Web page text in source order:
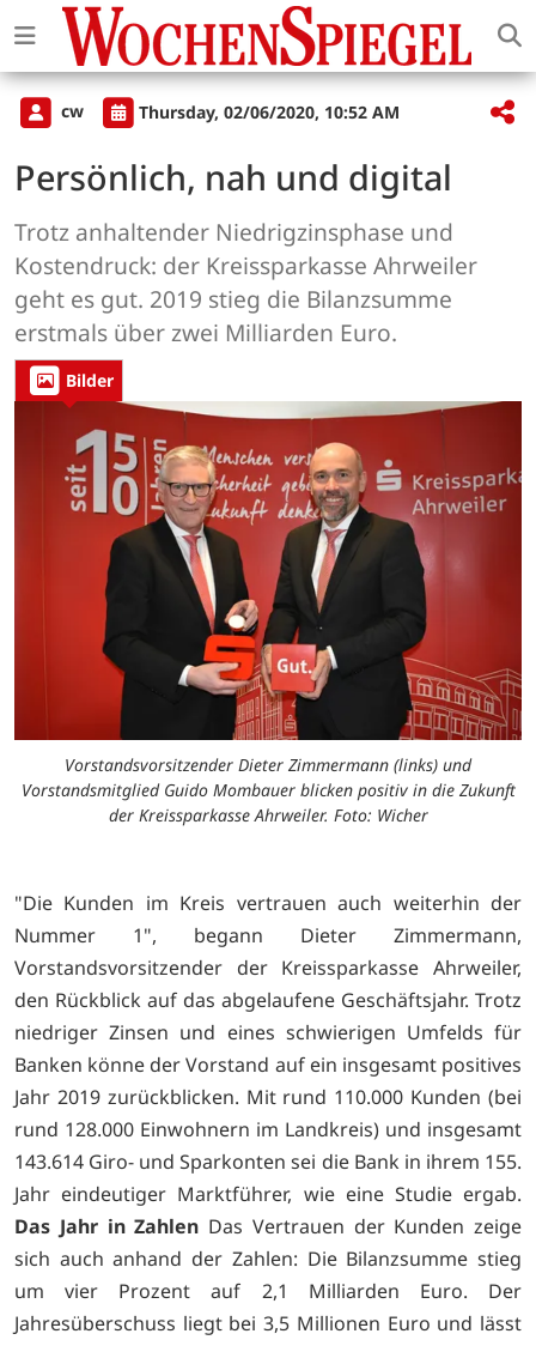
cw Thursday, 02/06/2020, 10:52 AM
Persönlich, nah und digital
Trotz anhaltender Niedrigzinsphase und
Kostendruck: der Kreissparkasse Ahrweiler
geht es gut. 2019 stieg die Bilanzsumme
erstmals über zwei Milliarden Euro.
Bilder
Vorstandsvorsitzender Dieter Zimmermann (links) und
Vorstandsmitglied Guido Mombauer blicken positiv in die Zukunft
der Kreissparkasse Ahrweiler. Foto: Wicher
"Die Kunden im Kreis vertrauen auch weiterhin der
Nummer 1", begann Dieter Zimmermann,
Vorstandsvorsitzender der Kreissparkasse Ahrweiler,
den Rückblick auf das abgelaufene Geschäftsjahr. Trotz
niedriger Zinsen und eines schwierigen Umfelds für
Banken könne der Vorstand auf ein insgesamt positives
Jahr 2019 zurückblicken. Mit rund 110.000 Kunden (bei
rund 128.000 Einwohnern im Landkreis) und insgesamt
143.614 Giro- und Sparkonten sei die Bank in ihrem 155.
Jahr eindeutiger Marktführer, wie eine Studie ergab.
Das Jahr in Zahlen Das Vertrauen der Kunden zeige
sich auch anhand der Zahlen: Die Bilanzsumme stieg
um vier Prozent auf 2,1 Milliarden Euro. Der
Jahresüberschuss liegt bei 3,5 Millionen Euro und lässt